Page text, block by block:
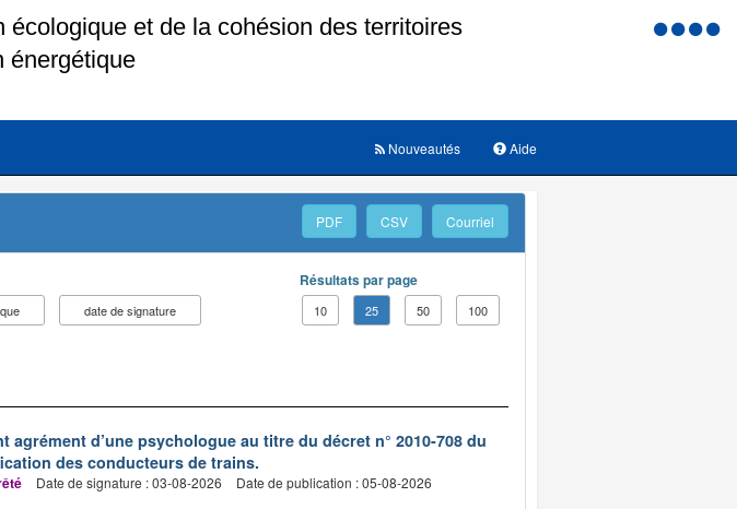
Menu
Aide
Nouveautés
PDF CSV Courriel
date de signature
Résultats par page
10 25 50 100
agrément d’une psychologue au titre du décret n° 2010-708 du
des conducteurs de trains.
Date de signature : 03-08-2026 Date de publication : 05-08-2026